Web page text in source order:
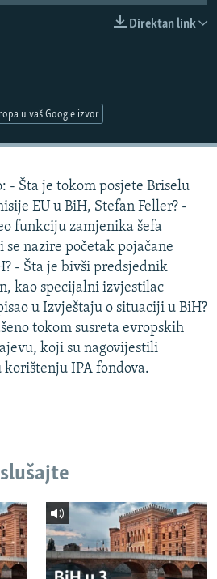
Direktan link
u vaš Google izvor
- Šta je tokom posjete Briselu
EU u BiH, Stefan Feller? -
funkciju zamjenika šefa
nazire početak pojačane
- Šta je bivši predsjednik
kao specijalni izvjestilac
u Izvještaju o situaciji u BiH?
tokom susreta evropskih
koji su nagovijestili
IPA fondova.